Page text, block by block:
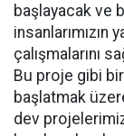
başlayacak ve
insanlarımızın
çalışmalarını
Bu proje gibi
başlatmak
dev